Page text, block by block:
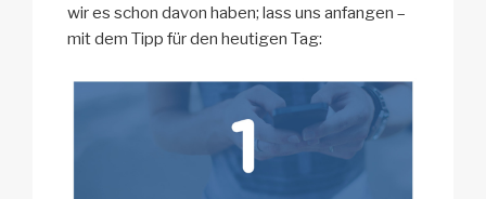
wir es schon davon haben; lass uns anfangen –
mit dem Tipp für den heutigen Tag: